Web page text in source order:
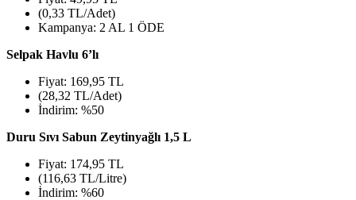
(0,33 TL/Adet)
Kampanya: 2 AL 1 ÖDE
Selpak Havlu 6’lı
Fiyat: 169,95 TL
(28,32 TL/Adet)
İndirim: %50
Duru Sıvı Sabun Zeytinyağlı 1,5 L
Fiyat: 174,95 TL
(116,63 TL/Litre)
İndirim: %60